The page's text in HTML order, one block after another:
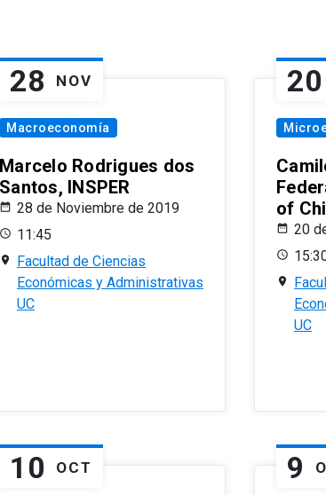
28 NOV
Macroeconomía
Marcelo Rodrigues dos
Santos, INSPER
28 de Noviembre de 2019
11:45
Facultad de Ciencias
Económicas y Administrativas
UC
20
of
20
UC
10 OCT 9